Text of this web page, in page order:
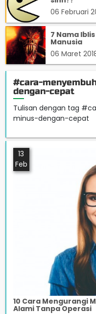
06 Februari
7 Nama
Manusia
06 Maret
#cara-
dengan-cepat
Tulisan dengan tag
minus-dengan-cepat
13
Feb
10 Cara Mengurangi
Alami Tanpa Operasi